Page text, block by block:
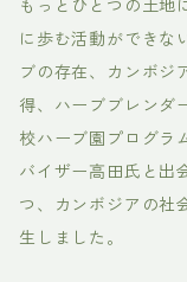
もっとひとつの土地
に歩む活動ができな
ブの存在、カンボジ
得、ハーブブレンダ
校ハーブ園プログラ
バイザー高田氏と出
つ、カンボジアの社
生しました。